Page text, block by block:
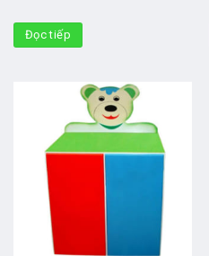
Đọc tiếp